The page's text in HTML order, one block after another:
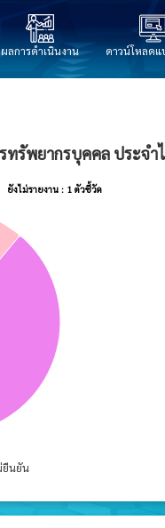
ผลการดำเนินงาน ดาวน์โหลด
2569
รัพยากรบุคคล ประจำ
ยังไม่รายงาน : 1 ตัวชี้วัด
ยังไม่รายงาน : 1 ตัวชี้วัด
ยืนยัน